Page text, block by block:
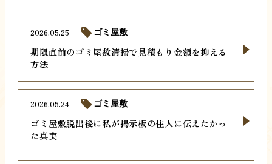
期限直前のゴミ屋敷清掃で見積もり金額を抑える
方法
2026.05.25 ゴミ屋敷
ゴミ屋敷脱出後に私が掲示板の住人に伝えたかっ
た真実
2026.05.24 ゴミ屋敷